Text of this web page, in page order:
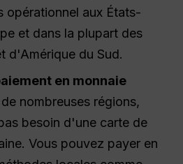
opérationnel aux États-
et dans la plupart des
d'Amérique du Sud.
en monnaie
nombreuses régions,
besoin d'une carte de
Vous pouvez payer en